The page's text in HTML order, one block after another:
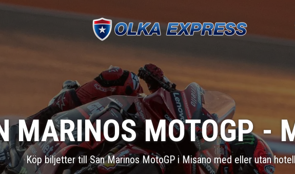
MARINOS MOTOGP -
Köp biljetter till San Marinos MotoGP i Misano med eller utan